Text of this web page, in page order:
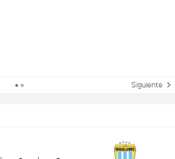
Siguiente